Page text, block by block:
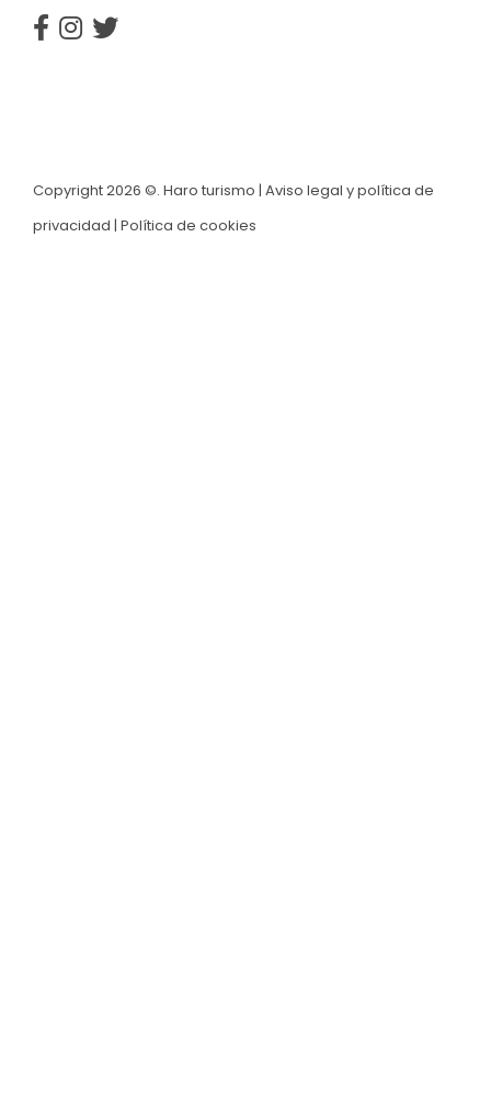
Copyright 2026 ©. Haro turismo | Aviso legal y política de
privacidad | Política de cookies